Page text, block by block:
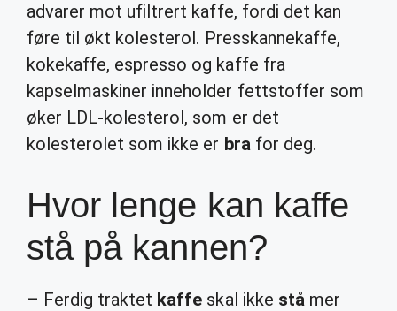
advarer mot ufiltrert kaffe, fordi det kan
føre til økt kolesterol. Presskannekaffe,
kokekaffe, espresso og kaffe fra
kapselmaskiner inneholder fettstoffer som
øker LDL-kolesterol, som er det
kolesterolet som ikke er brafor deg.
Hvor lenge kan kaffe
stå på kannen?
– Ferdig traktet kaffe skal ikke ståmer